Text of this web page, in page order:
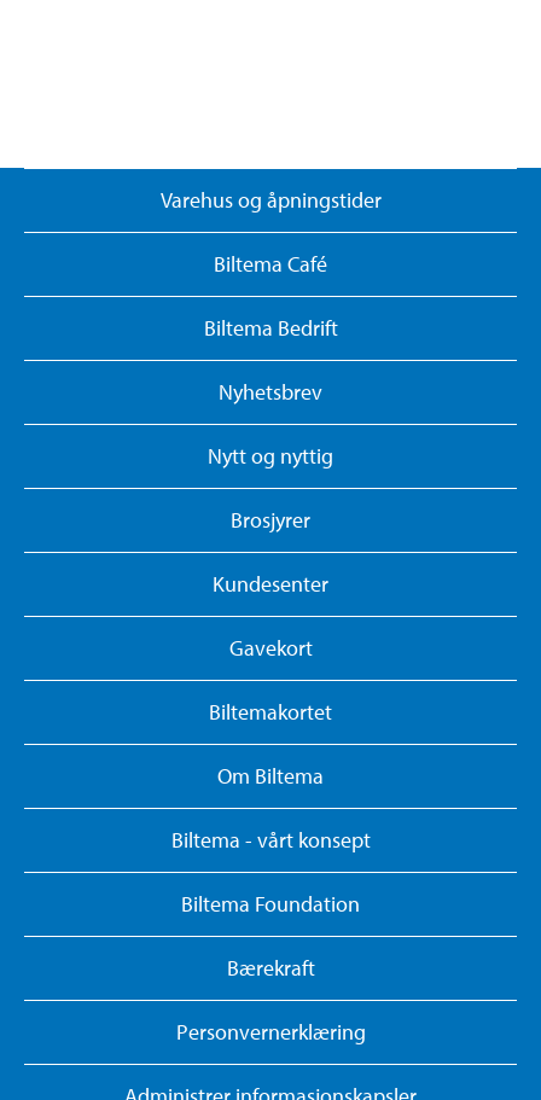
Varehus og åpningstider
Biltema Café
Biltema Bedrift
Nyhetsbrev
Nytt og nyttig
Brosjyrer
Kundesenter
Gavekort
Biltemakortet
Om Biltema
Biltema - vårt konsept
Biltema Foundation
Bærekraft
Personvernerklæring